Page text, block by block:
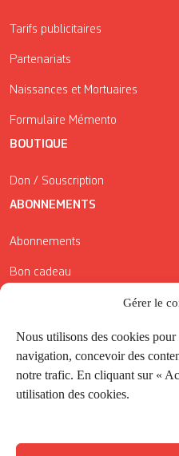
Gérer le
Nous utilisons des cookies
navigation, concevoir des
notre trafic. En cliquant sur «
utilisation des cookies.
Tarifs publicitaires
Partenariats
Naissances et Mortuaires
Formulaire Mémento
BOUTIQUE
Don / Souscription
ABONNEMENTS
Abonnements
Bon cadeau
Conditions générales de vente
Réductions de la Carte Côté
Application